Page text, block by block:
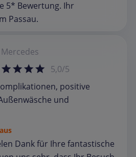
5* Bewertung. Ihr
Passau.
Mercedes
5,0/5
positive
und
Dank für Ihre fantastische